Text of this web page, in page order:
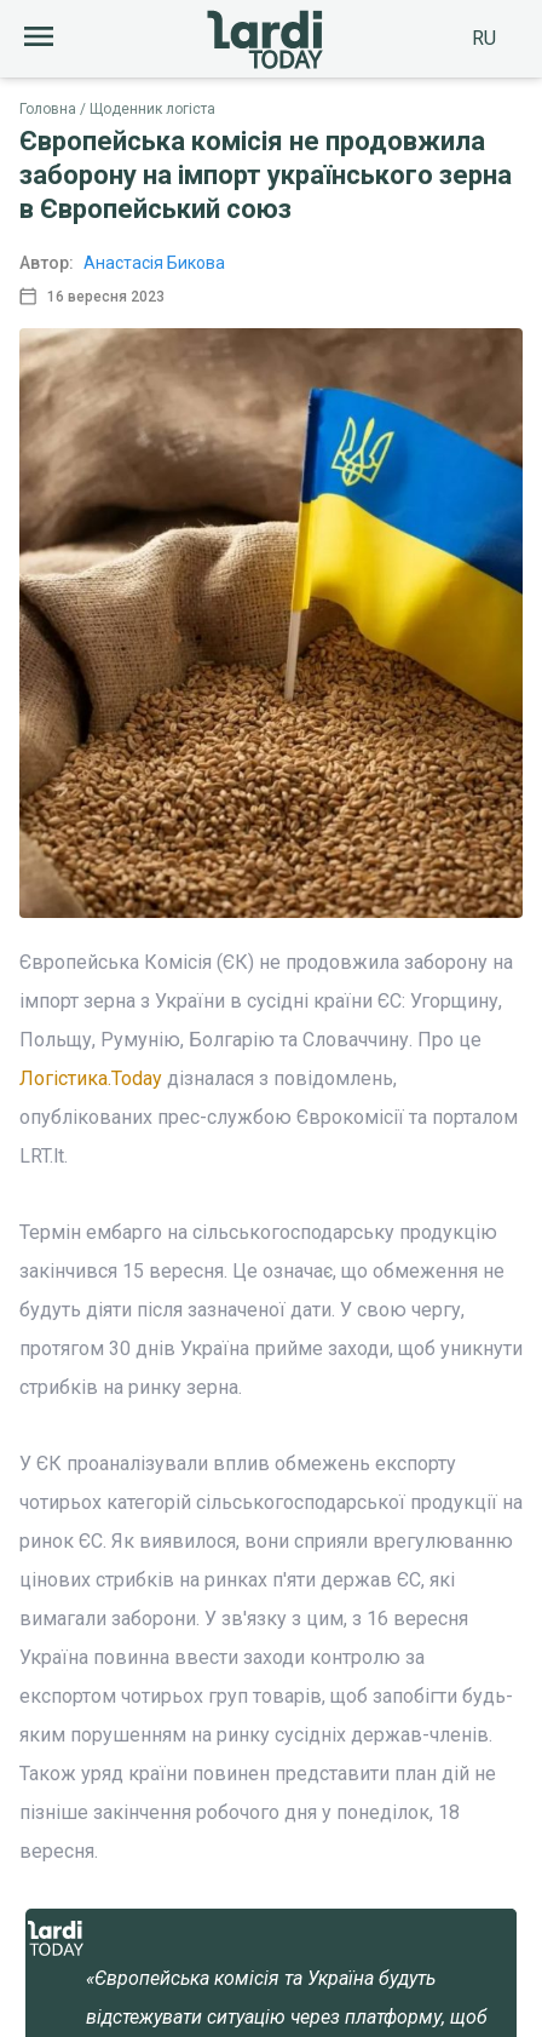
RU
Головна Щоденник логіста
Європейська комісія не продовжила
заборону на імпорт українського зерна
в Європейський союз
16 вересня 2023
Автор: Анастасія Бикова
Європейська Комісія (ЄК) не продовжила заборону на
імпорт зерна з України в сусідні країни ЄС: Угорщину,
Польщу, Румунію, Болгарію та Словаччину. Про це
Логістика.Today дізналася з повідомлень,
опублікованих прес-службою Єврокомісії та порталом
LRT.lt.
Термін ембарго на сільськогосподарську продукцію
закінчився 15 вересня. Це означає, що обмеження не
будуть діяти після зазначеної дати. У свою чергу,
протягом 30 днів Україна прийме заходи, щоб уникнути
стрибків на ринку зерна.
У ЄК проаналізували вплив обмежень експорту
чотирьох категорій сільськогосподарської продукції на
ринок ЄС. Як виявилося, вони сприяли врегулюванню
цінових стрибків на ринках п'яти держав ЄС, які
вимагали заборони. У зв'язку з цим, з 16 вересня
Україна повинна ввести заходи контролю за
експортом чотирьох груп товарів, щоб запобігти будь-
яким порушенням на ринку сусідніх держав-членів.
Також уряд країни повинен представити план дій не
пізніше закінчення робочого дня у понеділок, 18
вересня.
«Європейська комісія та Україна будуть
відстежувати ситуацію через платформу, щоб